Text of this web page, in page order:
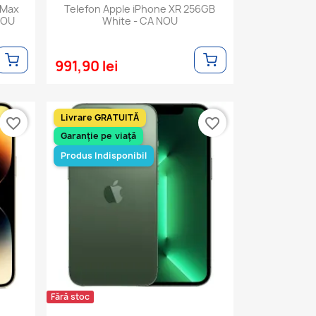
Telefon Apple iPhone XR 256GB
White - CA NOU
991,90 lei
favorite_border
Fără stoc
Livrare GRATUITĂ
Garanție pe viață
Produs Indisponibil
favorite_border